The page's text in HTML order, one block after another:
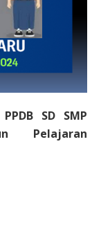
PPDB SD SMP
Pelajaran